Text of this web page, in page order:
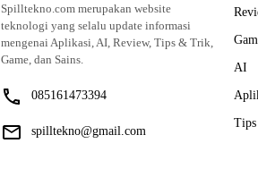
Spilltekno.com merupakan website
teknologi yang selalu update informasi
mengenai Aplikasi, AI, Review, Tips & Trik,
Game, dan Sains.
085161473394
spilltekno@gmail.com
AI
Tips